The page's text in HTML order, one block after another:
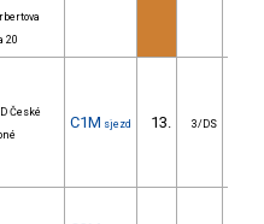
20
České
C1M sjezd 13. 3/DS